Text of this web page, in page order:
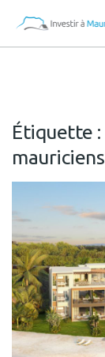
Étiquette :
mauriciens